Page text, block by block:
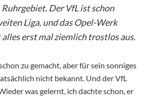
Der VfL ist schon
Liga, und das Opel-Werk
alles erst mal ziemlich trostlos aus.
zu gemacht, aber für sein sonniges
nicht bekannt. Und der VfL
was gelernt, ich dachte schon, er